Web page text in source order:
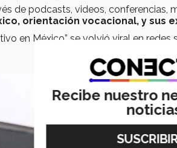
de podcasts, videos, conferencias,
orientación vocacional, y sus
en México” se volvió viral en
Recibe nuestro